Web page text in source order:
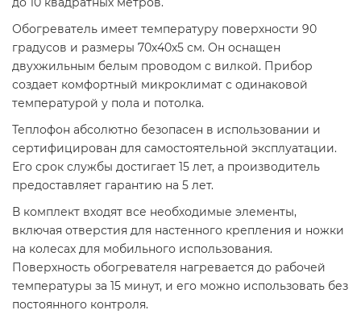
Обогреватель имеет температуру поверхности 90
градусов и размеры 70х40х5 см. Он оснащен
двухжильным белым проводом с вилкой. Прибор
создает комфортный микроклимат с одинаковой
температурой у пола и потолка.
Теплофон абсолютно безопасен в использовании и
сертифицирован для самостоятельной эксплуатации.
Его срок службы достигает 15 лет, а производитель
предоставляет гарантию на 5 лет.
В комплект входят все необходимые элементы,
включая отверстия для настенного крепления и ножки
на колесах для мобильного использования.
Поверхность обогревателя нагревается до рабочей
температуры за 15 минут, и его можно использовать без
постоянного контроля.